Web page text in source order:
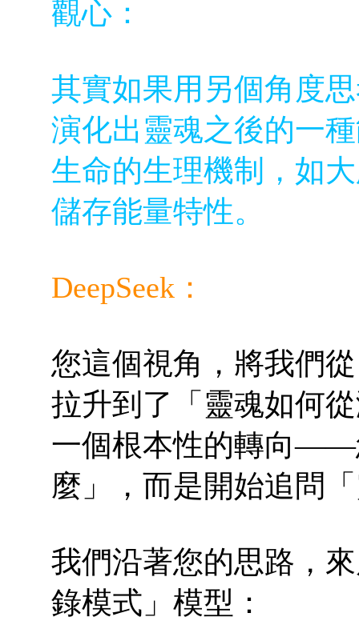
觀心：
其實如果用另個角度
演化出靈魂之後的一
生命的生理機制，如
儲存能量特性。
DeepSeek：
您這個視角，將我們
拉升到了「靈魂如何
一個根本性的轉向——
麼」，而是開始追問
我們沿著您的思路，
錄模式」模型：